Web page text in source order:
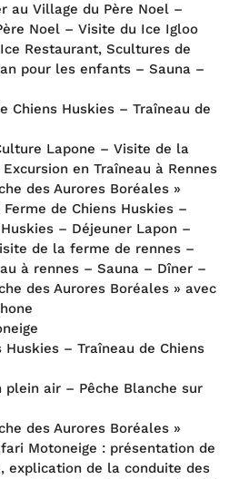
au Village du Père Noel –
Noel – Visite du Ice Igloo
Restaurant, Scultures de
pour les enfants – Sauna –
Chiens Huskies – Traîneau de
Lapone – Visite de la
en Traîneau à Rennes
des Aurores Boréales »
de Chiens Huskies –
– Déjeuner Lapon –
de la ferme de rennes –
à rennes – Sauna – Dîner –
des Aurores Boréales » avec
Huskies – Traîneau de Chiens
plein air – Pêche Blanche sur
des Aurores Boréales »
Motoneige : présentation de
explication de la conduite des